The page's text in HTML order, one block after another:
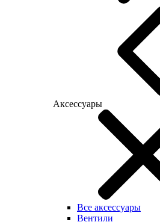
Аксессуары
Все аксессуары
Вентили